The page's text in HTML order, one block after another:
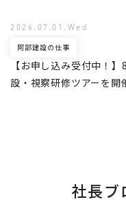
【お申し込み受付中！
設・視察研修ツアーを開
阿部建設の仕事
2026.07.01.Wed
社長